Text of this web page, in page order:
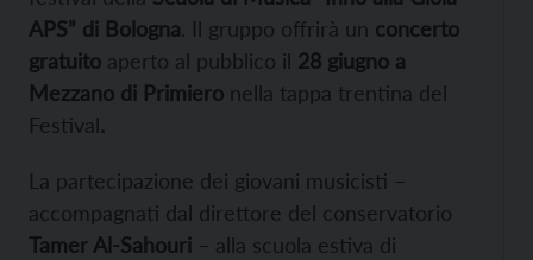
APS” di Bologna. Il gruppo offrirà un concerto
gratuito aperto al pubblico il 28 giugno a
Mezzano di Primiero nella tappa trentina del
Festival.
La partecipazione dei giovani musicisti –
accompagnati dal direttore del conservatorio
Tamer Al-Sahouri – alla scuola estiva di